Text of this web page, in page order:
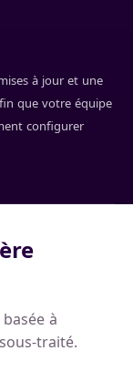
à jour et une
que votre équipe
configurer
à
traité.